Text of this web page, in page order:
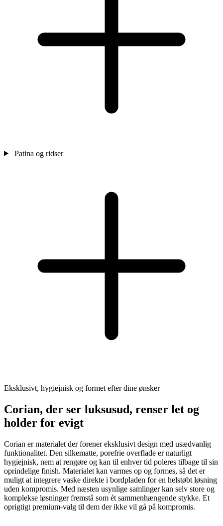
Patina og ridser
Eksklusivt, hygiejnisk og formet efter dine ønsker
Corian, der ser luksusud, renser let og
holder for evigt
Corian er materialet der forener eksklusivt design med usædvanlig
funktionalitet. Den silkematte, porefrie overflade er naturligt
hygiejnisk, nem at rengøre og kan til enhver tid poleres tilbage til sin
oprindelige finish. Materialet kan varmes op og formes, så det er
muligt at integrere vaske direkte i bordpladen for en helstøbt løsning
uden kompromis. Med næsten usynlige samlinger kan selv store og
komplekse løsninger fremstå som ét sammenhængende stykke. Et
oprigtigt premium-valg til dem der ikke vil gå på kompromis.